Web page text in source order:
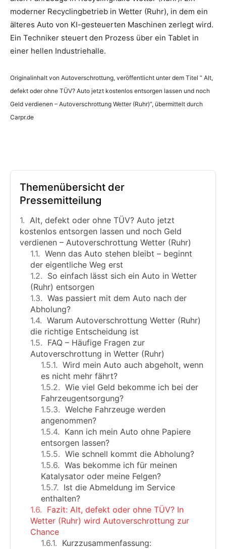
moderner Recyclingbetrieb in Wetter (Ruhr), in dem ein
älteres Auto von KI-gesteuerten Maschinen zerlegt wird.
Ein Techniker steuert den Prozess über ein Tablet in
einer hellen Industriehalle.
Originalinhalt von Autoverschrottung, veröffentlicht unter dem Titel “ Alt,
defekt oder ohne TÜV? Auto jetzt kostenlos entsorgen lassen und noch
Geld verdienen – Autoverschrottung Wetter (Ruhr)“, übermittelt durch
Carpr.de
Themenübersicht der
Pressemitteilung
Alt, defekt oder ohne TÜV? Auto jetzt
kostenlos entsorgen lassen und noch Geld
verdienen – Autoverschrottung Wetter (Ruhr)
Wenn das Auto stehen bleibt – beginnt
der eigentliche Weg erst
So einfach lässt sich ein Auto in Wetter
(Ruhr) entsorgen
Was passiert mit dem Auto nach der
Abholung?
Warum Autoverschrottung Wetter (Ruhr)
die richtige Entscheidung ist
FAQ – Häufige Fragen zur
Autoverschrottung in Wetter (Ruhr)
Wird mein Auto auch abgeholt, wenn
es nicht mehr fährt?
Wie viel Geld bekomme ich bei der
Fahrzeugentsorgung?
Welche Fahrzeuge werden
angenommen?
Kann ich mein Auto ohne Papiere
entsorgen lassen?
Wie schnell kommt die Abholung?
Was bekomme ich für meinen
Katalysator oder meine Felgen?
Ist die Abmeldung im Service
enthalten?
Fazit: Alt, defekt oder ohne TÜV? In
Wetter (Ruhr) wird Autoverschrottung zur
Chance
Kurzzusammenfassung: